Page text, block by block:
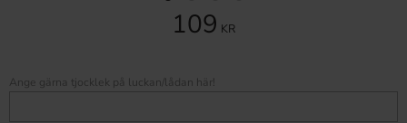
109 KR
Ange gärna tjocklek på luckan/lådan här!